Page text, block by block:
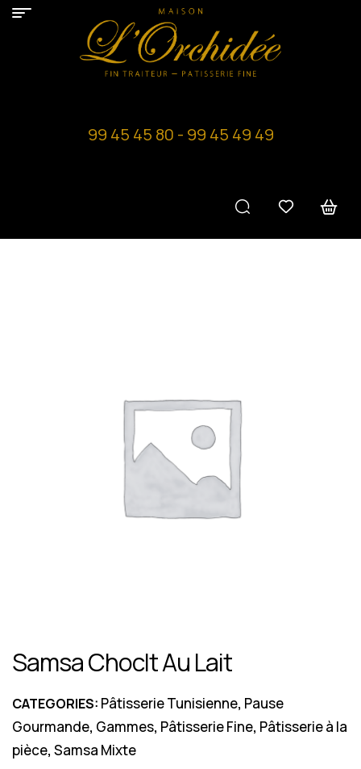
99 45 45 80 - 99 45 49 49
Samsa Choclt Au Lait
CATEGORIES: Pâtisserie Tunisienne, Pause
Gourmande, Gammes, Pâtisserie Fine, Pâtisserie à la
pièce, Samsa Mixte